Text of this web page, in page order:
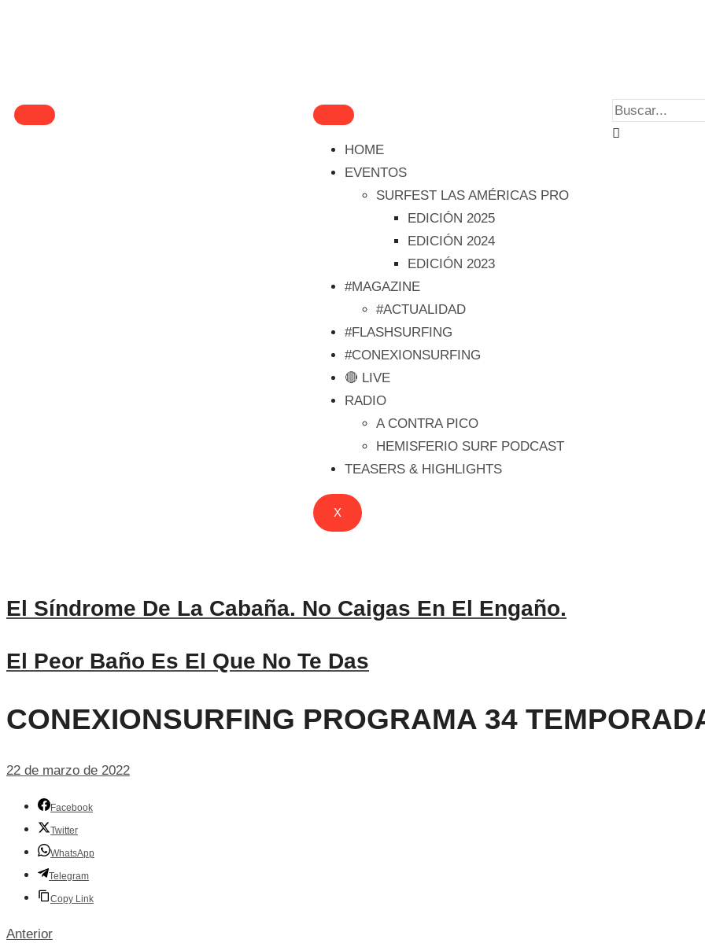
HOME
EVENTOS
SURFEST LAS AMÉRICAS PRO
EDICIÓN 2025
EDICIÓN 2024
EDICIÓN 2023
#MAGAZINE
#ACTUALIDAD
#FLASHSURFING
#CONEXIONSURFING
🔴 LIVE
RADIO
A CONTRA PICO
HEMISFERIO SURF PODCAST
TEASERS & HIGHLIGHTS
X
El Síndrome De La Cabaña. No Caigas En El Engaño.
El Peor Baño Es El Que No Te Das
CONEXIONSURFING PROGRAMA 34
22 de marzo de 2022
Facebook
Twitter
WhatsApp
Telegram
Copy Link
Anterior